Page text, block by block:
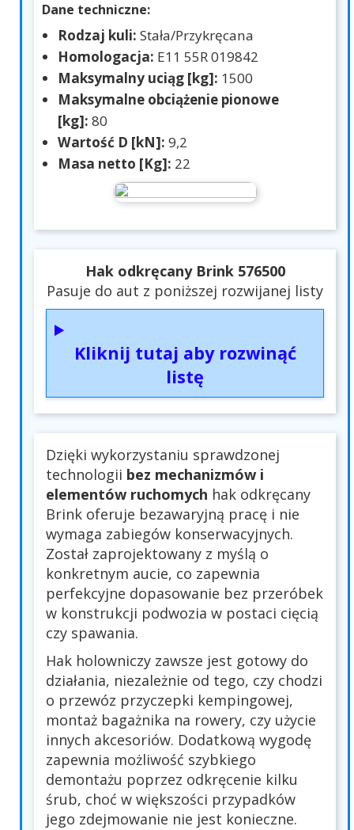
Dane techniczne:
Rodzaj kuli: Stała/Przykręcana
Homologacja: E11 55R 019842
Maksymalny uciąg [kg]: 1500
Maksymalne obciążenie pionowe
[kg]: 80
Wartość D [kN]: 9,2
Masa netto [Kg]: 22
Hak odkręcany Brink 576500
Pasuje do aut z poniższej rozwijanej listy
Kliknij tutaj aby rozwinąć
listę
Dzięki wykorzystaniu sprawdzonej
technologii bez mechanizmów i
elementów ruchomych hak odkręcany
Brink oferuje bezawaryjną pracę i nie
wymaga zabiegów konserwacyjnych.
Został zaprojektowany z myślą o
konkretnym aucie, co zapewnia
perfekcyjne dopasowanie bez przeróbek
w konstrukcji podwozia w postaci cięcią
czy spawania.
Hak holowniczy zawsze jest gotowy do
działania, niezależnie od tego, czy chodzi
o przewóz przyczepki kempingowej,
montaż bagażnika na rowery, czy użycie
innych akcesoriów. Dodatkową wygodę
zapewnia możliwość szybkiego
demontażu poprzez odkręcenie kilku
śrub, choć w większości przypadków
jego zdejmowanie nie jest konieczne.